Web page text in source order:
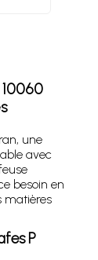
une
avec
besoin en
matières
P